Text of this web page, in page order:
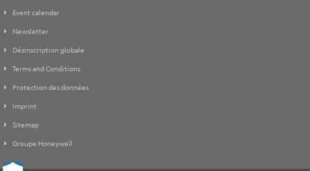
Event calendar
Newsletter
Désinscription globale
Terms and Conditions
Protection des données
Imprint
Sitemap
Groupe Honeywell